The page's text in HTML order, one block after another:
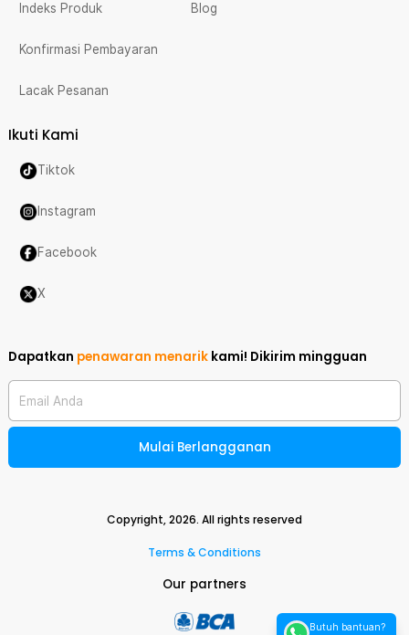
Indeks Produk
Konfirmasi Pembayaran
Lacak Pesanan
Blog
Ikuti Kami
Tiktok
Instagram
Facebook
X
Dapatkan penawaran menarik kami! Dikirim mingguan
Email Anda
Mulai Berlangganan
Copyright,2026. All rights reserved
Terms & Conditions
Our partners
Butuh bantuan?